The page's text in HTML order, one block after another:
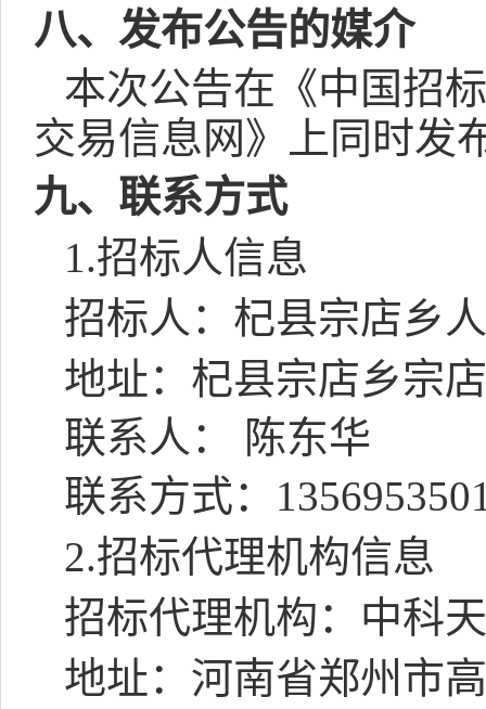
八、发布公告的媒介
本次公告在《中国招
交易信息网》上同时发
九、联系方式
1.招标人信息
招标人：杞县宗店乡
地址： 杞县宗店乡宗
联系人： 陈东华
联系方式：
2.招标代理机构信息
招标代理机构：中科
地址：河南省郑州市